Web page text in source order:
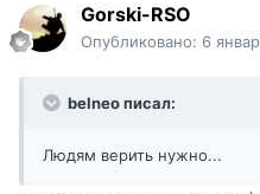
Gorski-RSO
Опубликовано: 6
belneo писал:
Людям верить нужно...